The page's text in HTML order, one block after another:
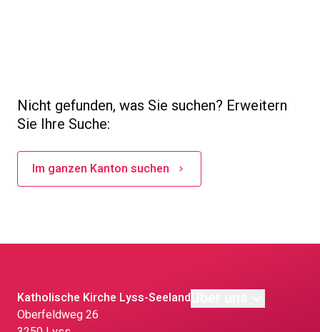
Nicht gefunden, was Sie suchen? Erweitern
Sie Ihre Suche:
Im ganzen Kanton suchen
Katholische Kirche Lyss-Seeland
Oberfeldweg 26